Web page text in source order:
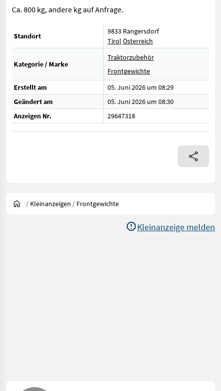
Ca. 800 kg, andere kg auf Anfrage.
Standort
9833 Rangersdorf
Tirol Österreich
Kategorie / Marke
Traktorzubehör
Frontgewichte
Erstellt am
05. Juni 2026 um 08:29
Geändert am
05. Juni 2026 um 08:30
Anzeigen Nr.
29647318
/ Kleinanzeigen / Frontgewichte
Kleinanzeige melden